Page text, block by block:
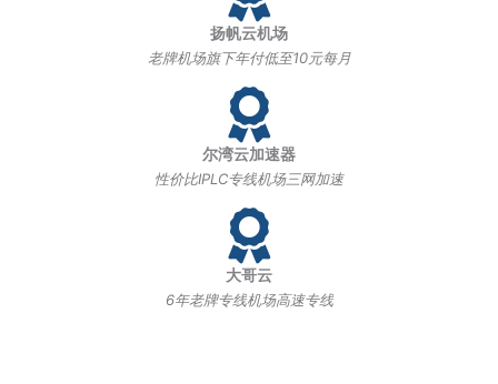
扬帆云机场
老牌机场旗下年付低至10元每月
尔湾云加速器
性价比IPLC专线机场三网加速
大哥云
6年老牌专线机场高速专线